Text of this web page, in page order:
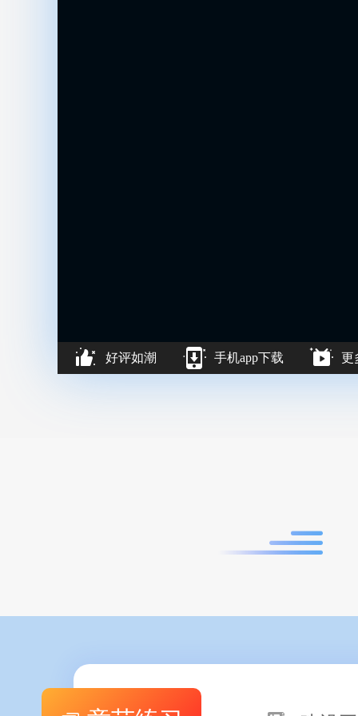
好评如潮 手机app下载 更